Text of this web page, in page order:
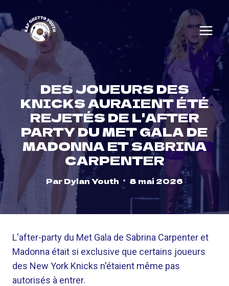
to
content
DES JOUEURS DES
KNICKS AURAIENT ÉTÉ
REJETÉS DE L'AFTER
PARTY DU MET GALA DE
MADONNA ET SABRINA
CARPENTER
ParDylan Youth 8 mai 2026
L'after-party du Met Gala de Sabrina Carpenter et
Madonna était si exclusive que certains joueurs
des New York Knicks n'étaient même pas
autorisés à entrer.